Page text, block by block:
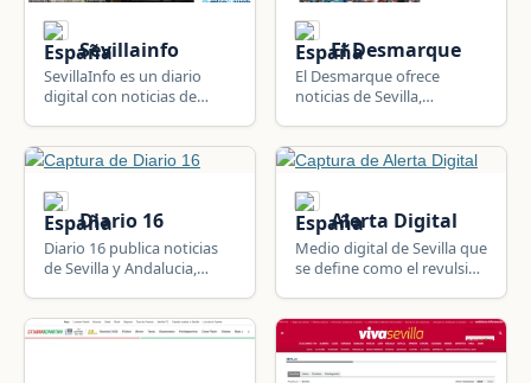
Sevillainfo
SevillaInfo es un diario
digital con noticias de
Santa y otras secciones
El Desmarque
El Desmarque ofrece
noticias de Sevilla,
resultados y cobertura de
Diario 16
Diario 16 publica noticias
de Sevilla y Andalucia,
economía y actualidad
Alerta Digital
Medio digital de Sevilla que
se define como el revulsivo